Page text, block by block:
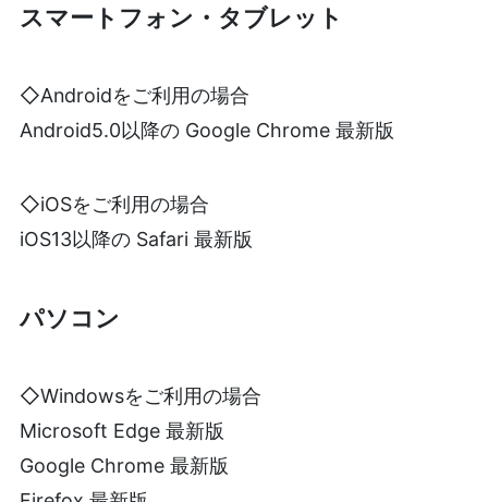
スマートフォン・タブレット
◇Androidをご利用の場合
Android5.0以降の Google Chrome 最新版
◇iOSをご利用の場合
iOS13以降の Safari 最新版
パソコン
◇Windowsをご利用の場合
Microsoft Edge 最新版
Google Chrome 最新版